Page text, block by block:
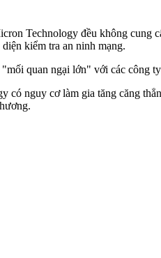
Technology đều không cung
kiểm tra an ninh mạng.
quan ngại lớn" với các công
có nguy cơ làm gia tăng căng